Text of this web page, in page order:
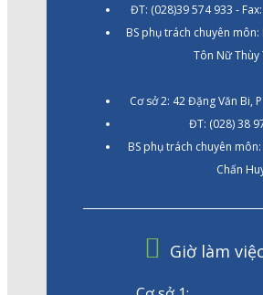
ĐT: (028)39 574 933 -
BS phụ trách chuyên môn:
Tôn Nữ Thùy
Cơ sở 2: 42 Đặng Văn Bi,
ĐT: (028) 38
BS phụ trách chuyên môn:
Chấn
Giờ làm việc